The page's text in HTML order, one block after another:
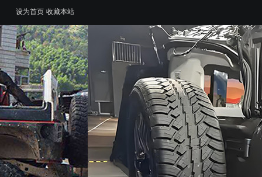
设为首页 收藏本站